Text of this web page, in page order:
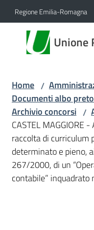
Vai al contenuto
Vai alla navigazione
Vai al footer
Regione Emilia-Romagna
Unione
Unione
Reno
Amministrazione
Menu selezionato
Novità
Servizi
Home /
Documenti albo
Archivio concorsi /
CASTEL MAGGIORE
raccolta di curriculum
determinato e pieno,
267/2000, di un
contabile” inquadrato